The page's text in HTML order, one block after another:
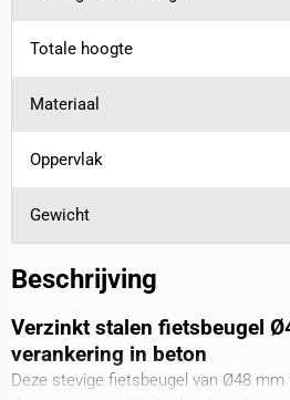
Totale hoogte
Materiaal
Oppervlak
Gewicht
Beschrijving
Verzinkt stalen fietsbeugel
verankering in beton
Deze stevige fietsbeugel van Ø48 mm